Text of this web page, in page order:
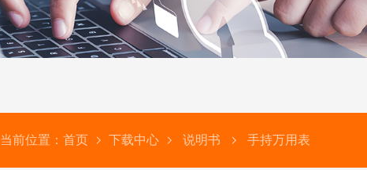
当前位置： 首页 下载中心 说明书 手持万用表